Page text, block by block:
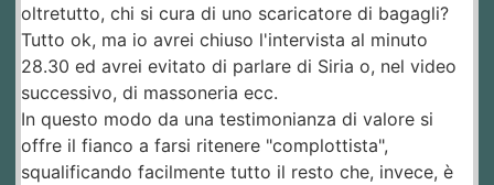
oltretutto, chi si cura di uno scaricatore di bagagli?
Tutto ok, ma io avrei chiuso l'intervista al minuto
28.30 ed avrei evitato di parlare di Siria o, nel video
successivo, di massoneria ecc.
In questo modo da una testimonianza di valore si
offre il fianco a farsi ritenere "complottista",
squalificando facilmente tutto il resto che, invece, è